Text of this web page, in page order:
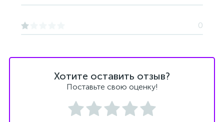
Хотите оставить отзыв?
Поставьте свою оценку!
0